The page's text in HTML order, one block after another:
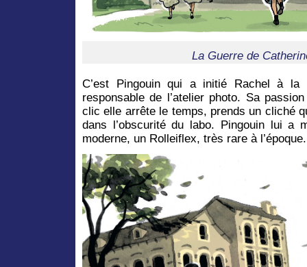
La Guerre de
C’est Pingouin qui a initié Rachel à la
responsable de l’atelier photo. Sa
clic elle arrête le temps, prends un cliché
dans l’obscurité du labo. Pingouin lui a
moderne, un Rolleiflex, très rare à